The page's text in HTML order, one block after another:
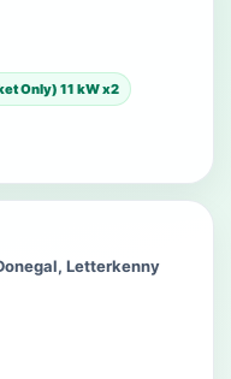
Only) 11 kW x2
Letterkenny